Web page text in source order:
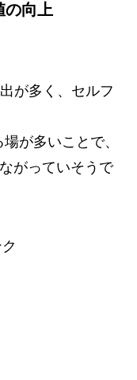
の向上
が多く、セルフ
が多いことで、
がっていそうで